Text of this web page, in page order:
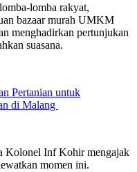
lomba rakyat,
bazaar murah UMKM
menghadirkan pertunjukan
suasana.
Pertanian untuk
di Malang
Kolonel Inf Kohir mengajak
momen ini.